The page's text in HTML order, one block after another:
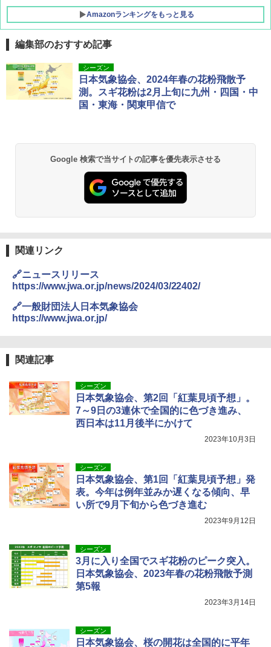
Amazonランキングをもっと見る
D40 地球の歩き方 チェンマイ タイ北部の魅
力的な町 2026～2027 地球の歩き方D アジア
￥2,079
￥2,479
地球の歩き方 スター・ウォーズ
A26 地球の歩き方 チェコ ポーランド スロヴ
ァキア 2026～2027 地球の歩き方A ヨーロッ
パ
解く (講談社現代新書)
￥1,540
[キャンパーズコレクション 山善] ポップアッ
プテント 傘みたいに広げて畳める パッとサ
ッとサンシェード キューブ フルクローズ メ
ッシュ 簡単設置 ワンタッチテント キャンプ
&ハイキング カーキ PATC-150(KH)
PYKES PEAK (パイクスピーク) 着替えテン
ト プライバシー テント 【中が透けない】 1
人用 折りたたみ 防災グッズ 災害用トイレ ビ
ーチ ピクニック ポップアップテント 携帯 簡
易 トイレテント (ブラック)
テント ワンタッチ RENEW 幅200 2-3人用 43
500002(88859)
￥5,999
￥9,990
[キャンパーズコレクション 山善] 傘みたいに
広げるだけ パッとサッとテント キューブワ
ッシュ 4人用 簡単設置 ポップアップテント P
ATCW-150B エクルベージュ
￥-
DEWEL パラソル 大型 ビーチ アウトドアパ
ラソル ガーデン サイトシート付 折りたたみ
防水 UVカット 4段階高さ調整 軽量 収納袋付
き
-08EX カーキ ソロキャンプ ポリエステル フ
レーム テント
￥14,800
￥2,980
ニューエラ New Era キャップ メッシュキャ
ップ 9FORTY AFrame 15226380 NER37C00
￥4,400
熊撃退スプレー 熊よけスプレー 熊スプレー
【日本企業販売】超強力クマ対策スプレー 30
秒）射程5～10m 安全ロック搭載 携帯収納袋
付き ヒグマ・イノシシ対策 自治体・教育機
関の購入実績 登山・キャンプ・アウトドア・
防災用品 長期保存可能 緊急時用 日本国内発
送
編集部のおすすめ記事
シーズン
日本気象協会、2024年春の花粉飛散予
測。スギ花粉は2月上旬に九州・四国・中
国・東海・関東甲信で
Google 検索で当サイトの記事を優先表示させる
関連リンク
🔗ニュースリリース
https://www.jwa.or.jp/news/2024/03/22402/
🔗一般財団法人日本気象協会
https://www.jwa.or.jp/
関連記事
シーズン
日本気象協会、第2回「紅葉見頃予想」。
7～9日の3連休で全国的に色づき進み、
西日本は11月後半にかけて
2023年10月3日
シーズン
日本気象協会、第1回「紅葉見頃予想」発
表。今年は例年並みか遅くなる傾向、早
い所で9月下旬から色づき進む
2023年9月12日
シーズン
3月に入り全国でスギ花粉のピーク突入。
日本気象協会、2023年春の花粉飛散予測
第5報
2023年3月14日
シーズン
日本気象協会、桜の開花は全国的に平年